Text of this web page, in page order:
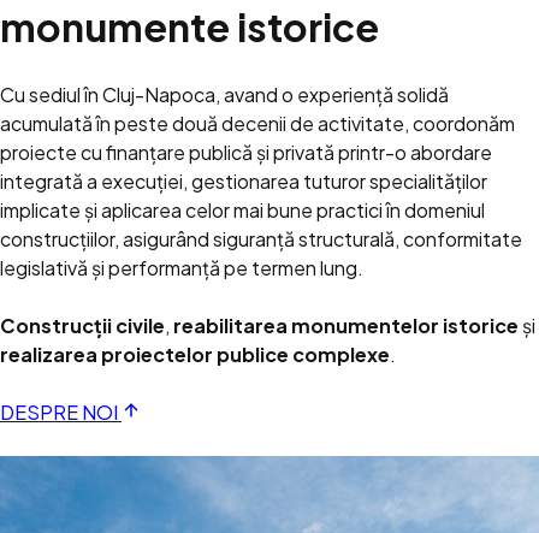
monumente istorice
Cu sediul în Cluj-Napoca, avand o experiență solidă
acumulată în peste două decenii de activitate, coordonăm
proiecte cu finanțare publică și privată printr-o abordare
integrată a execuției, gestionarea tuturor specialităților
implicate și aplicarea celor mai bune practici în domeniul
construcțiilor, asigurând siguranță structurală, conformitate
legislativă și performanță pe termen lung.
Construcții civile, reabilitarea monumentelor istorice și
realizarea proiectelor publice complexe.
DESPRE NOI